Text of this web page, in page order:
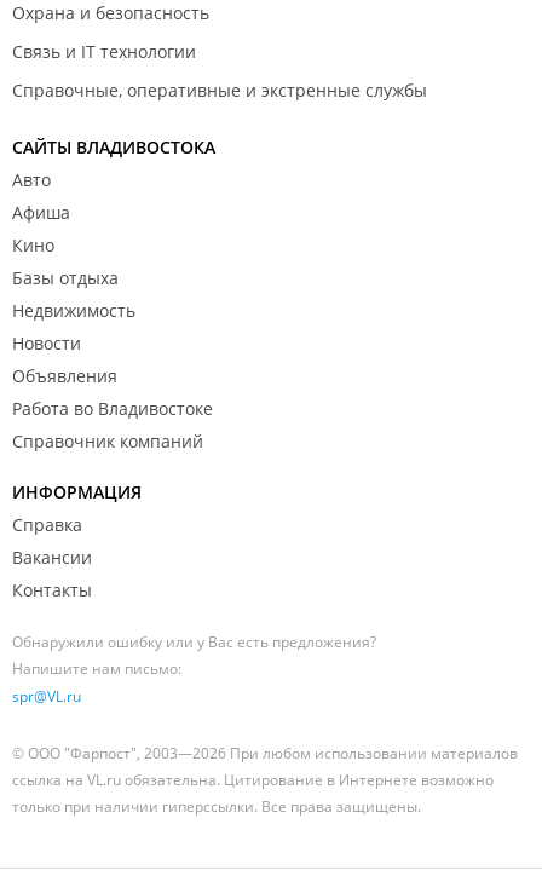
Охрана и безопасность
Связь и IT технологии
Справочные, оперативные и экстренные службы
САЙТЫ ВЛАДИВОСТОКА
Авто
Афиша
Кино
Базы отдыха
Недвижимость
Новости
Объявления
Работа во Владивостоке
Справочник компаний
ИНФОРМАЦИЯ
Справка
Вакансии
Контакты
Обнаружили ошибку или у Вас есть предложения?
Напишите нам письмо:
spr@VL.ru
© ООО "Фарпост", 2003—2026 При любом использовании материалов
ссылка на VL.ru обязательна. Цитирование в Интернете возможно
только при наличии гиперссылки. Все права защищены.